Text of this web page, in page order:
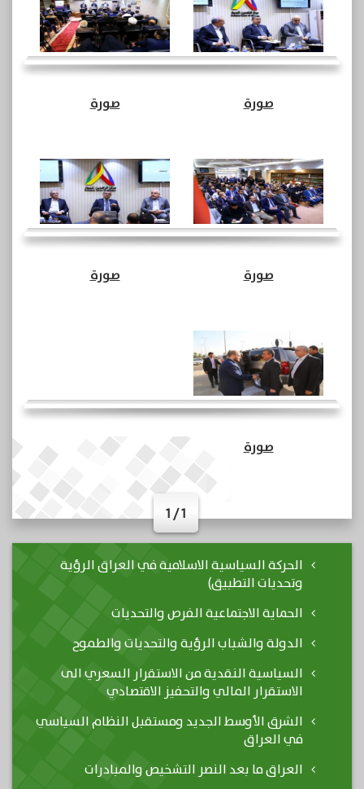
صورة صورة
صورة صورة
صورة
1 / 1
الحركة السياسية الاسلامية في العراق الرؤية
وتحديات التطبيق)
الحماية الاجتماعية الفرص والتحديات
الدولة والشباب الرؤية والتحديات والطموح
السياسية النقدية من الاستقرار السعري الى
الاستقرار المالي والتحفيز الاقتصادي
الشرق الأوسط الجديد ومستقبل النظام السياسي
في العراق
العراق ما بعد النصر التشخيص والمبادرات